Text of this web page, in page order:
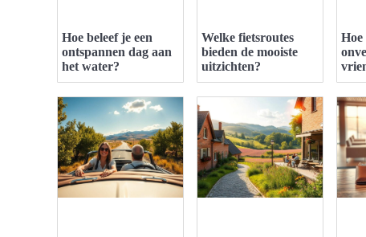
Hoe beleef je een
ontspannen dag aan
het water?
Welke fietsroutes
bieden de mooiste
uitzichten?
Hoe